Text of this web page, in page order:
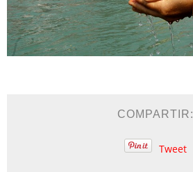
COMPARTIR:
Tweet